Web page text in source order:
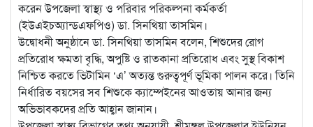
করেন উপজেলা স্বাস্থ্য ও পরিবার পরিকল্পনা কর্মকর্তা
(ইউএইচঅ্যান্ডএফপিও) ডা. সিনথিয়া তাসমিন।
উদ্বোধনী অনুষ্ঠানে ডা. সিনথিয়া তাসমিন বলেন, শিশুদের রোগ
প্রতিরোধ ক্ষমতা বৃদ্ধি, অপুষ্টি ও রাতকানা প্রতিরোধ এবং সুস্থ বিকাশ
নিশ্চিত করতে ভিটামিন ‘এ’ অত্যন্ত গুরুত্বপূর্ণ ভূমিকা পালন করে। তিনি
নির্ধারিত বয়সের সব শিশুকে ক্যাম্পেইনের আওতায় আনার জন্য
অভিভাবকদের প্রতি আহ্বান জানান।